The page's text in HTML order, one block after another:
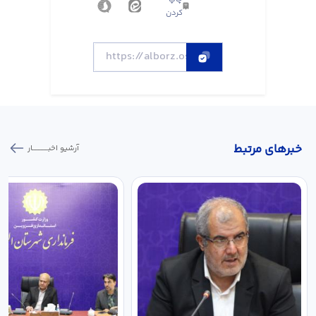
کردن
خبر‌های مرتبط آرشیو اخبـــــــــــار